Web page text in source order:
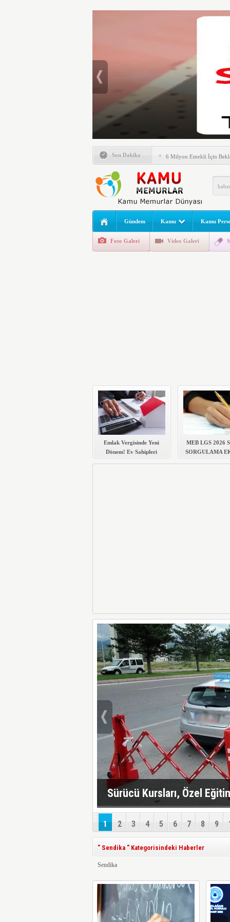
Son Dakika
Emlak Vergisinde Yeni
6 Milyon Emekli İçin
LGS Nakil Başvurusu
MEB LGS 2026 SONUÇ
Açıklandı! Liselere Geçiş
2026 Yılı Norm
E-Devlet Unutulan Para
Gündem Kamu Kamu
Foto Galeri Video Galeri
Emlak Vergisinde Yeni
Dönem! Ev Sahipleri
MEB LGS 2026
SORGULAMA
Sürücü Kursları, Özel
mı, Ne Zaman Yapılacak?
1 2 3 4 5 6 7 8 9
" Sendika " Kategorisindeki Haberler
Sendika